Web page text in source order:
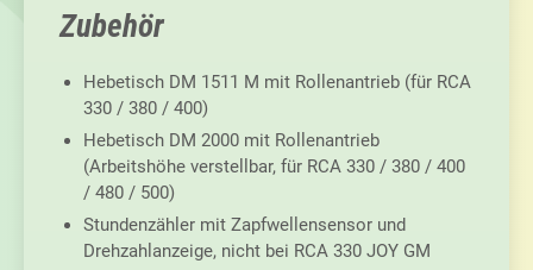
Zubehör
Hebetisch DM 1511 M mit Rollenantrieb (für RCA
330 / 380 / 400)
Hebetisch DM 2000 mit Rollenantrieb
(Arbeitshöhe verstellbar, für RCA 330 / 380 / 400
/ 480 / 500)
Stundenzähler mit Zapfwellensensor und
Drehzahlanzeige, nicht bei RCA 330 JOY GM